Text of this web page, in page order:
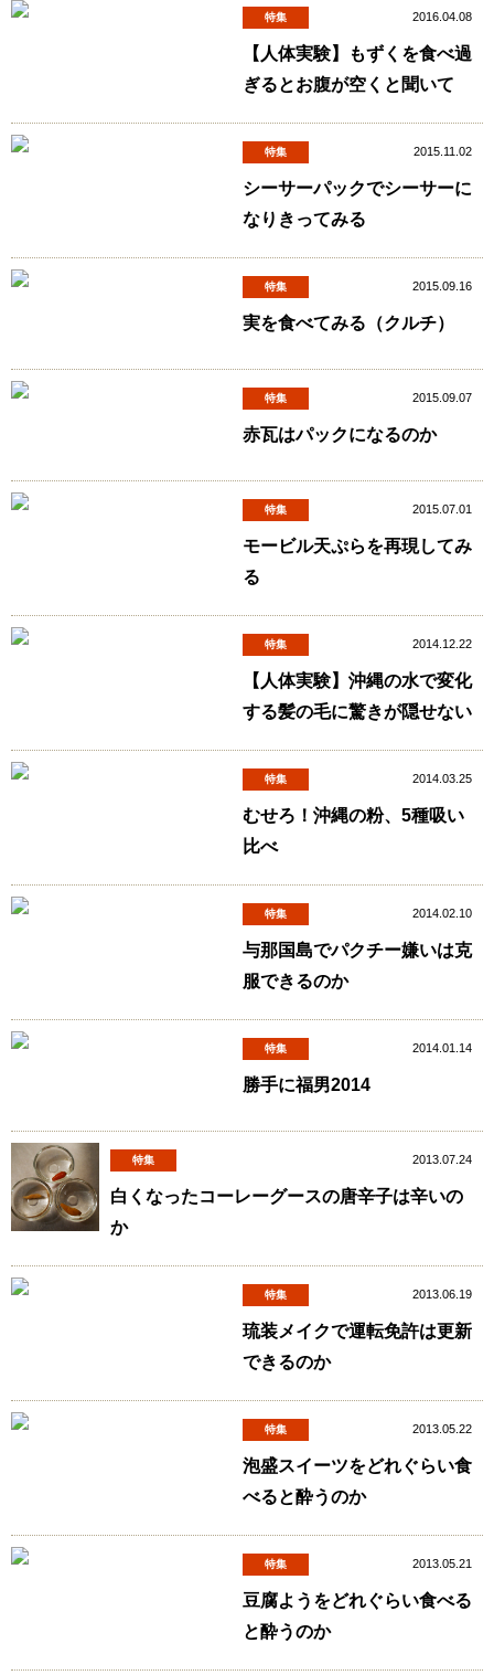
特集 2016.04.08
【人体実験】もずくを食べ過
ぎるとお腹が空くと聞いて
特集 2015.11.02
シーサーパックでシーサーに
なりきってみる
特集 2015.09.16
実を食べてみる（クルチ）
特集 2015.09.07
赤瓦はパックになるのか
特集 2015.07.01
モービル天ぷらを再現してみ
る
特集 2014.12.22
【人体実験】沖縄の水で変化
する髪の毛に驚きが隠せない
特集 2014.03.25
むせろ！沖縄の粉、5種吸い
比べ
特集 2014.02.10
与那国島でパクチー嫌いは克
服できるのか
特集 2014.01.14
勝手に福男2014
特集 2013.07.24
白くなったコーレーグースの唐辛子は辛いの
か
特集 2013.06.19
琉装メイクで運転免許は更新
できるのか
特集 2013.05.22
泡盛スイーツをどれぐらい食
べると酔うのか
特集 2013.05.21
豆腐ようをどれぐらい食べる
と酔うのか